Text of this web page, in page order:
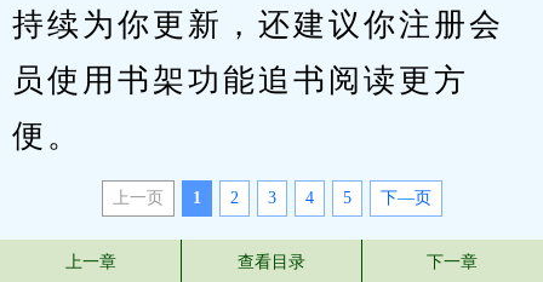
持续为你更新，还建议你注册会
员使用书架功能追书阅读更方
便。
上一页 1 2 3 4 5 下—页
上一章 查看目录 下一章